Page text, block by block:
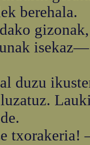
berehala.
gizonak,